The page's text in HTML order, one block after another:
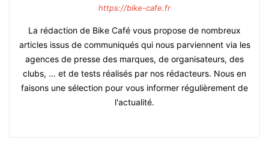
https://bike-cafe.fr
La rédaction de Bike Café vous propose de nombreux
articles issus de communiqués qui nous parviennent via les
agences de presse des marques, de organisateurs, des
clubs, ... et de tests réalisés par nos rédacteurs. Nous en
faisons une sélection pour vous informer régulièrement de
l'actualité.